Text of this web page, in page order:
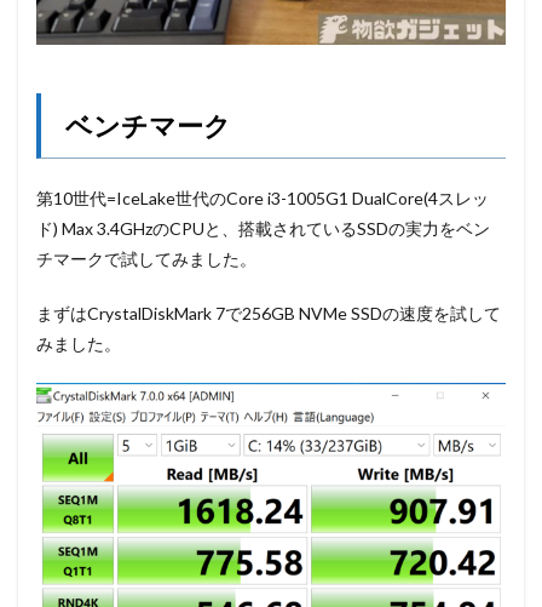
ベンチマーク
第10世代=IceLake世代のCore i3-1005G1 DualCore(4スレッ
ド) Max 3.4GHzのCPUと、搭載されているSSDの実力をベン
チマークで試してみました。
まずはCrystalDiskMark 7で256GB NVMe SSDの速度を試して
みました。